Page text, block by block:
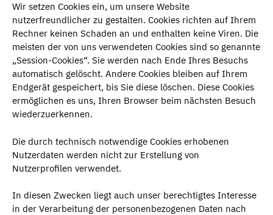
Wir setzen Cookies ein, um unsere Website
nutzerfreundlicher zu gestalten. Cookies richten auf Ihrem
Rechner keinen Schaden an und enthalten keine Viren. Die
meisten der von uns verwendeten Cookies sind so genannte
„Session-Cookies“. Sie werden nach Ende Ihres Besuchs
automatisch gelöscht. Andere Cookies bleiben auf Ihrem
Endgerät gespeichert, bis Sie diese löschen. Diese Cookies
ermöglichen es uns, Ihren Browser beim nächsten Besuch
wiederzuerkennen.
Die durch technisch notwendige Cookies erhobenen
Nutzerdaten werden nicht zur Erstellung von
Nutzerprofilen verwendet.
In diesen Zwecken liegt auch unser berechtigtes Interesse
in der Verarbeitung der personenbezogenen Daten nach